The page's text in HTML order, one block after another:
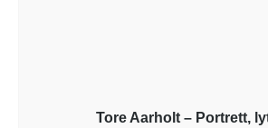
Tore Aarholt – Portrett,